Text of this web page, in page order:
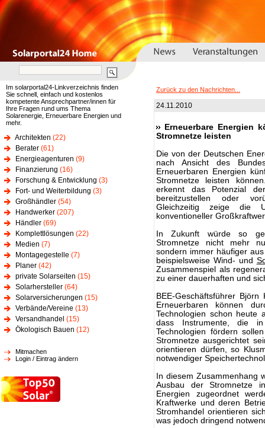
Im solarportal24-Linkverzeichnis finden
Sie schnell, einfach und kostenlos
kompetente Ansprechpartner/innen für
Ihre Fragen rund ums Thema
Solarenergie, Erneuerbare Energien und
mehr.
Architekten (22)
Berater (61)
Energieagenturen (9)
Finanzierung (16)
Forschung & Entwicklung (3)
Fort- und Weiterbildung (3)
Großhändler (54)
Handwerker (207)
Händler (69)
Komplettlösungen (22)
Medien (7)
Montagegestelle (7)
Planer (42)
private Solarseiten (15)
Solarhersteller (64)
Solarversicherungen (15)
Verbände/Vereine (13)
Versandhandel (15)
Ökologisch Bauen (12)
Mitmachen
Login / Eintrag ändern
Zurück zu den Nachrichten...
24.11.2010
Erneuerbare Energien
Stromnetze leisten
Die von der Deutschen
nach Ansicht des
Erneuerbaren Energien
Stromnetze leisten
erkennt das Potenzial
bereitzustellen oder
Gleichzeitig zeige die
konventioneller
In Zukunft würde so
Stromnetze nicht mehr
sondern immer häufiger
beispielsweise Wind- und
Zusammenspiel als
zu einer dauerhaften und
BEE-Geschäftsführer
Erneuerbaren können
Technologien schon heute
dass Instrumente, die in
Technologien fördern
Stromnetze ausgerichtet
orientieren dürfen, so
notwendiger
In diesem Zusammenhang
Ausbau der Stromnetze
Energien zugeordnet
Kraftwerke und deren
Stromhandel orientieren
was jedoch dringend